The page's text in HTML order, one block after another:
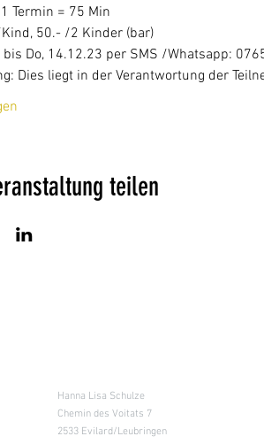
Termin = 75 Min
50.- /2 Kinder (bar)
Do, 14.12.23 per SMS /Whatsapp:
Dies liegt in der Verantwortung der
teilen
Hanna Lisa Schulze
Chemin des Voitats 7
2533 Evilard/Leubringen